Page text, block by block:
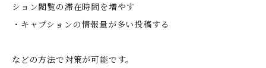
ション閲覧の滞在時間を増やす
・キャプションの情報量が多い投稿する
などの方法で対策が可能です。